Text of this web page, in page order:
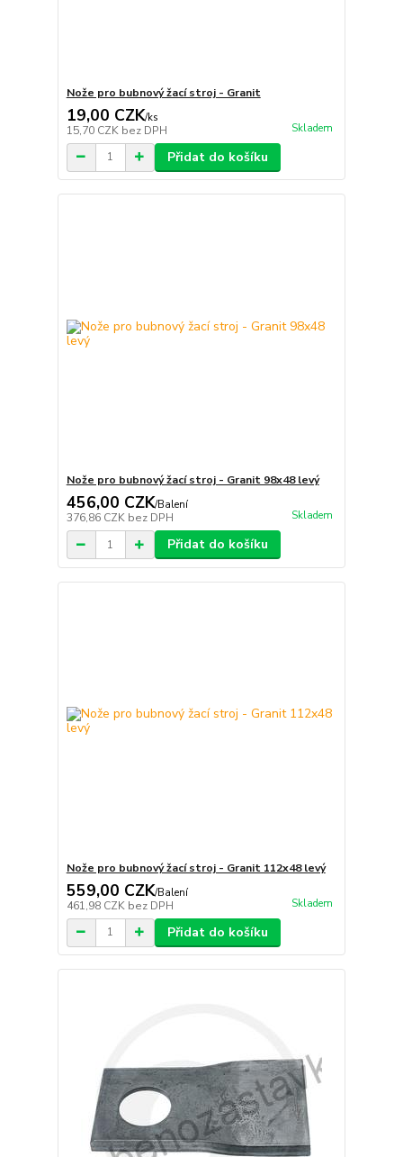
Nože pro bubnový žací stroj - Granit
19,00 CZK/ks
15,70 CZK bez DPH Skladem
Přidat do košíku
Nože pro bubnový žací stroj - Granit 98x48 levý
456,00 CZK/Balení
376,86 CZK bez DPH Skladem
Přidat do košíku
Nože pro bubnový žací stroj - Granit 112x48 levý
559,00 CZK/Balení
461,98 CZK bez DPH Skladem
Přidat do košíku